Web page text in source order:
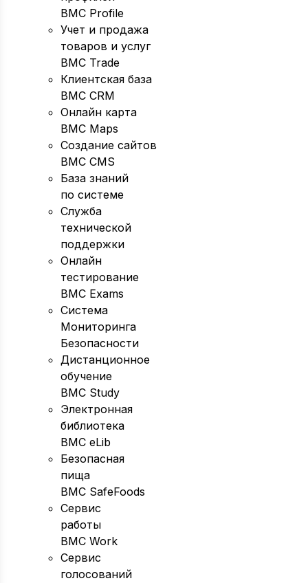
BMC Profile
Учет и продажа
товаров и услуг
BMC Trade
Клиентская база
BMC CRM
Онлайн карта
BMC Maps
Создание сайтов
BMC CMS
База знаний
по системе
Служба
технической
поддержки
Онлайн
тестирование
BMC Exams
Система
Мониторинга
Безопасности
Дистанционное
обучение
BMC Study
Электронная
библиотека
BMC eLib
Безопасная
пища
BMC SafeFoods
Сервис
работы
BMC Work
Сервис
голосований